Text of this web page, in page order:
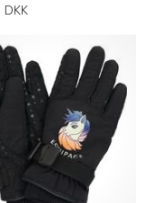
DKK